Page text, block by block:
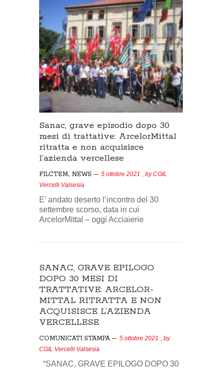
Sanac, grave episodio dopo 30
mesi di trattative: ArcelorMittal
ritratta e non acquisisce
l’azienda vercellese
FILCTEM, NEWS 5 ottobre 2021 , byCGIL
Vercelli Valsesia
E’ andato deserto l’incontro del 30
settembre scorso, data in cui
ArcelorMittal – oggi Acciaierie
SANAC, GRAVE EPILOGO
DOPO 30 MESI DI
TRATTATIVE: ARCELOR-
MITTAL RITRATTA E NON
ACQUISISCE L’AZIENDA
VERCELLESE
COMUNICATI STAMPA 5 ottobre 2021 , by
CGIL Vercelli Valsesia
“SANAC, GRAVE EPILOGO DOPO 30